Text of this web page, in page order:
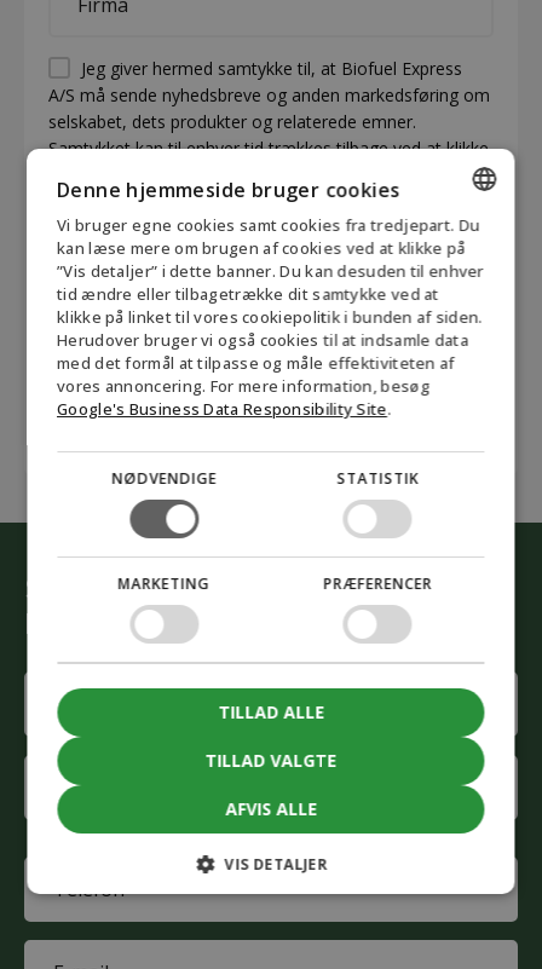
Permission
(visible)
*
Jeg giver hermed samtykke til, at Biofuel Express
A/S må sende nyhedsbreve og anden markedsføring om
selskabet, dets produkter og relaterede emner.
Samtykket kan til enhver tid trækkes tilbage ved at klikke
nyhedsbrev eller ved at kontakte Biofuel Express på
mail@biofuel-express.com. Oplysninger om hvordan
Biofuel Express behandler personoplysninger kan findes
i vores privatlivspolitik.*
CAPTCHA
Acceptermarketing cookies for at indsende formularen
Start den grønne omstilling
Lad vores rådgivere hjælpe dig
Name
(Påkrævet)
First
name
name
(Påkrævet)
ENGLISH
DANISH
GERMAN
NORWEGIAN
Denne hjemmeside bruger cookies
Vi bruger egne cookies samt cookies fra tredjepart. Du
kan læse mere om brugen af cookies ved at klikke på
”Vis detaljer” i dette banner. Du kan desuden til enhver
tid ændre eller tilbagetrække dit samtykke ved at
klikke på linket til vores cookiepolitik i bunden af siden.
Herudover bruger vi også cookies til at indsamle data
med det formål at tilpasse og måle effektiviteten af
vores annoncering. For mere information, besøg
Google's Business Data Responsibility Site.
NØDVENDIGE STATISTIK
MARKETING PRÆFERENCER
TILLAD VALGTE
TILLAD ALLE
AFVIS ALLE
VIS DETALJER